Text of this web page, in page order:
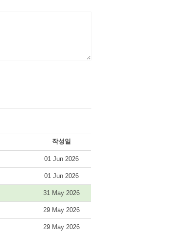
작성일
01 Jun 2026
01 Jun 2026
31 May 2026
29 May 2026
29 May 2026